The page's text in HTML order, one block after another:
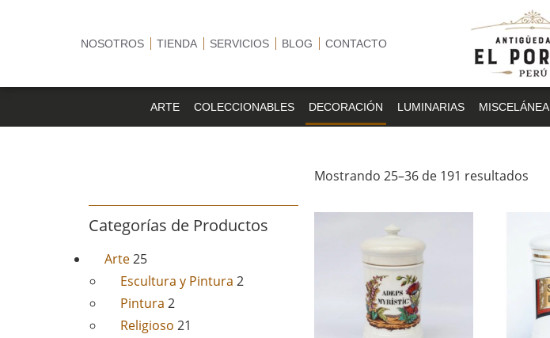
NOSOTROS TIENDA SERVICIOS BLOG CONTACTO
ARTE COLECCIONABLES DECORACIÓN LUMINARIAS MISCELÁNEA
Categorías de Productos
Arte25
Escultura y Pintura 2
Pintura 2
Religioso 21
Mostrando 25–36 de 191 resultados